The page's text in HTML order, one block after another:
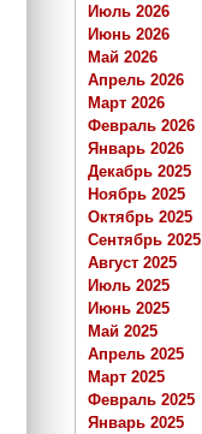
Июль 2026
Июнь 2026
Май 2026
Апрель 2026
Март 2026
Февраль 2026
Январь 2026
Декабрь 2025
Ноябрь 2025
Октябрь 2025
Сентябрь 2025
Август 2025
Июль 2025
Июнь 2025
Май 2025
Апрель 2025
Март 2025
Февраль 2025
Январь 2025